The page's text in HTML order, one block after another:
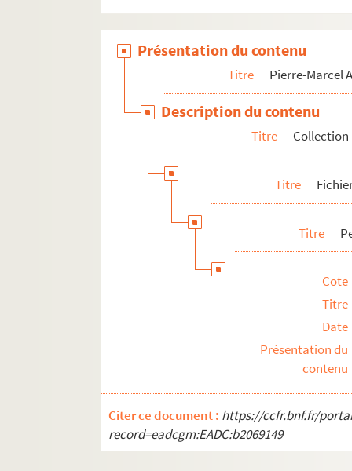
Présentation du contenu
Titre Pierre-Marcel
Description du contenu
Titre Collection
Titre
Titre
Cote
Titre
Date
Présentation du
contenu
Citer ce document : https://ccfr.bnf.fr/
record=eadcgm:EADC:b2069149